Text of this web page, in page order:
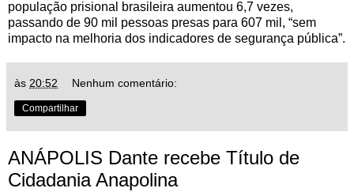
população prisional brasileira aumentou 6,7 vezes,
passando de 90 mil pessoas presas para 607 mil, “sem
impacto na melhoria dos indicadores de segurança pública”.
às 20:52 Nenhum comentário:
Compartilhar
ANÁPOLIS Dante recebe Título de
Cidadania Anapolina